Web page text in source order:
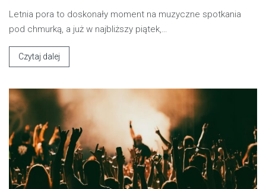
Letnia pora to doskonały moment na muzyczne spotkania
pod chmurką, a już w najbliższy piątek,…
Czytaj dalej